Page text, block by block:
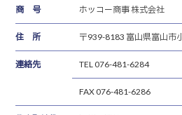
商 号 ホッコー商事 株式会社
住 所 〒939-8183 富山県富山市
連絡先 TEL 076-481-6284
FAX 076-481-6286